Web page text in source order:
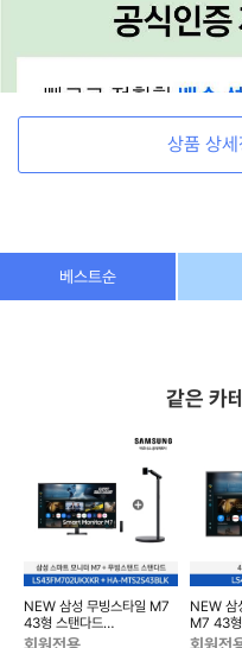
상품 상
상호/대표자 (주) 동이커머
소재지 경기도 고양
베스트순
같은 카
NEW 삼성 무빙스타일 M7
43형 스탠다드
LS43FM702U-2BE
회원전용
NEW 삼
M7 43형
회원전